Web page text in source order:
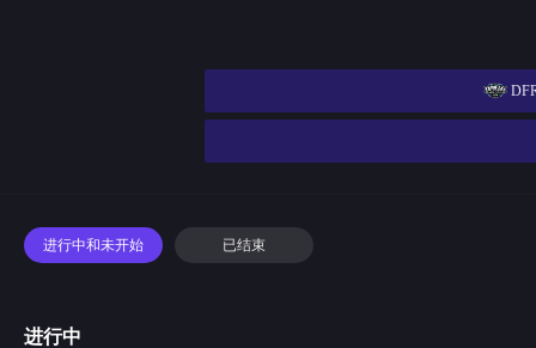
进行中和未开始 已结束
进行中